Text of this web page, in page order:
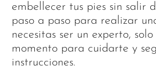
embellecer tus pies sin salir
paso a paso para realizar
necesitas ser un experto,
momento para cuidarte y
instrucciones.